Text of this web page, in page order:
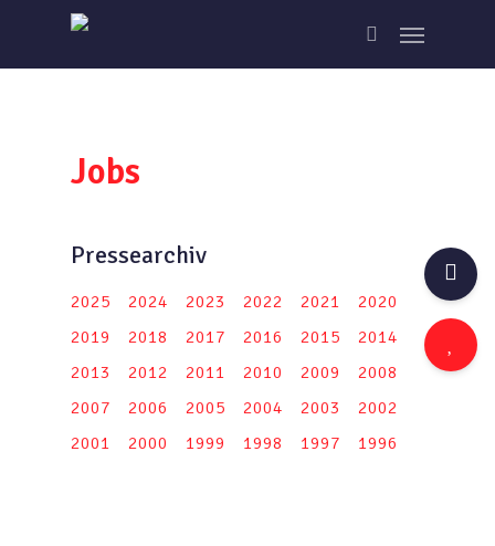
main
search
Menu
Jobs
Pressearchiv
2025 2024 2023 2022 2021
2020
2019
2018 2017 2016 2015
2014
2013
2012 2011 2010 2009
2008
2007
2006 2005 2004 2003
2002
2001
2000 1999 1998 1997 1996